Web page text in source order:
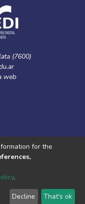
(7600)
web
privacidad.
2026
Feedback
for the
.
Decline That's ok